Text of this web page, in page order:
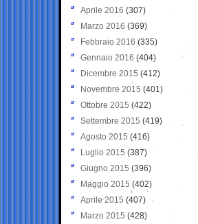
Aprile 2016 (307)
Marzo 2016 (369)
Febbraio 2016 (335)
Gennaio 2016 (404)
Dicembre 2015 (412)
Novembre 2015 (401)
Ottobre 2015 (422)
Settembre 2015 (419)
Agosto 2015 (416)
Luglio 2015 (387)
Giugno 2015 (396)
Maggio 2015 (402)
Aprile 2015 (407)
Marzo 2015 (428)